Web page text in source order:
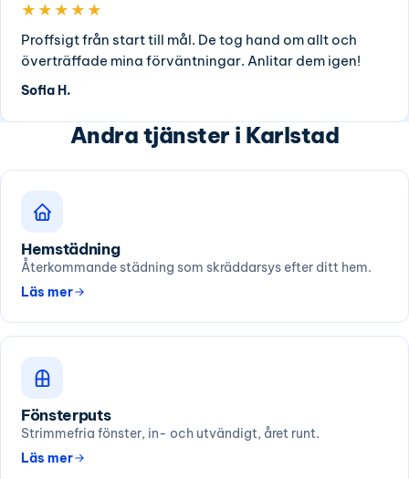
★★★★★
Proffsigt från start till mål. De tog hand om allt och
överträffade mina förväntningar. Anlitar dem igen!
Sofia H.
Andra tjänster i Karlstad
Hemstädning
Återkommande städning som skräddarsys efter ditt hem.
Läs mer
Fönsterputs
Strimmefria fönster, in- och utvändigt, året runt.
Läs mer